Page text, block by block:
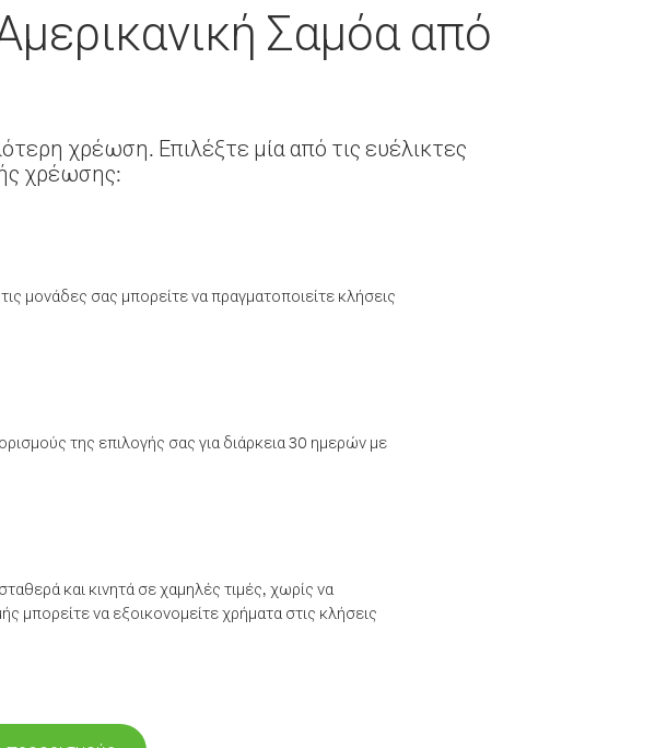
Σαμόα από
χρέωση. Επιλέξτε μία από τις ευέλικτες
χρέωσης:
μονάδες σας μπορείτε να πραγματοποιείτε κλήσεις
της επιλογής σας για διάρκεια 30 ημερών με
και κινητά σε χαμηλές τιμές, χωρίς να
να εξοικονομείτε χρήματα στις κλήσεις